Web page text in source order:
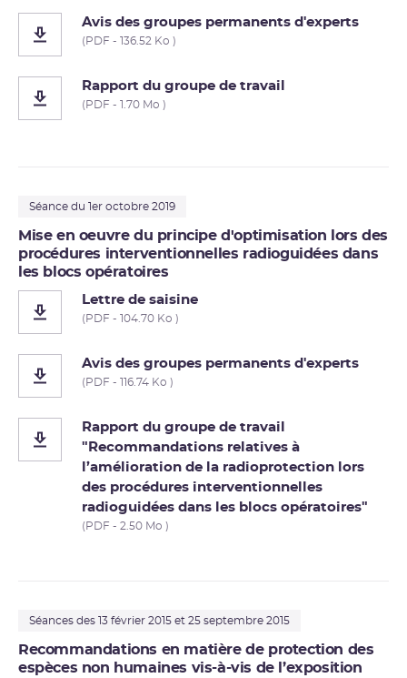
Avis des groupes permanents d'experts
(PDF - 136.52 Ko )
Rapport du groupe de travail
(PDF - 1.70 Mo )
Séance du 1er octobre 2019
Mise en oeuvre du principe d'optimisation lors des
procédures interventionnelles radioguidées dans
les blocs opératoires
Lettre de saisine
(PDF - 104.70 Ko )
Avis des groupes permanents d'experts
(PDF - 116.74 Ko )
Rapport du groupe de travail
"Recommandations relatives à
l’amélioration de la radioprotection lors
des procédures interventionnelles
radioguidées dans les blocs opératoires"
(PDF - 2.50 Mo )
Séances des 13 février 2015 et 25 septembre 2015
Recommandations en matière de protection des
espèces non humaines vis-à-vis de l’exposition